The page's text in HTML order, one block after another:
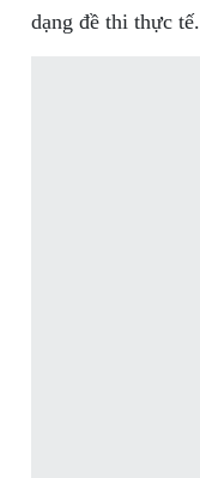
dạng đề thi thực tế.